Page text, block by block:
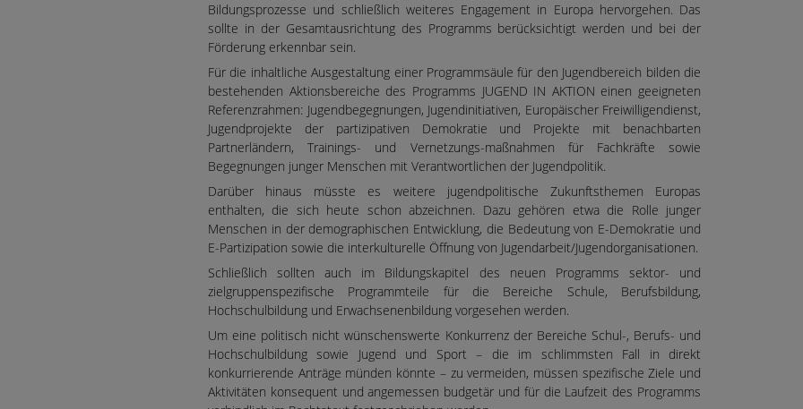
Bildungsprozesse und schließlich weiteres Engagement in Europa hervorgehen. Das
sollte in der Gesamtausrichtung des Programms berücksichtigt werden und bei der
Förderung erkennbar sein.
Für die inhaltliche Ausgestaltung einer Programmsäule für den Jugendbereich bilden die
bestehenden Aktionsbereiche des Programms JUGEND IN AKTION einen geeigneten
Referenzrahmen: Jugendbegegnungen, Jugendinitiativen, Europäischer Freiwilligendienst,
Jugendprojekte der partizipativen Demokratie und Projekte mit benachbarten
Partnerländern, Trainings- und Vernetzungs-maßnahmen für Fachkräfte sowie
Begegnungen junger Menschen mit Verantwortlichen der Jugendpolitik.
Darüber hinaus müsste es weitere jugendpolitische Zukunftsthemen Europas
enthalten, die sich heute schon abzeichnen. Dazu gehören etwa die Rolle junger
Menschen in der demographischen Entwicklung, die Bedeutung von E-Demokratie und
E-Partizipation sowie die interkulturelle Öffnung von Jugendarbeit/Jugendorganisationen.
Schließlich sollten auch im Bildungskapitel des neuen Programms sektor- und
zielgruppenspezifische Programmteile für die Bereiche Schule, Berufsbildung,
Hochschulbildung und Erwachsenenbildung vorgesehen werden.
Um eine politisch nicht wünschenswerte Konkurrenz der Bereiche Schul-, Berufs- und
Hochschulbildung sowie Jugend und Sport – die im schlimmsten Fall in direkt
konkurrierende Anträge münden könnte – zu vermeiden, müssen spezifische Ziele und
Aktivitäten konsequent und angemessen budgetär und für die Laufzeit des Programms